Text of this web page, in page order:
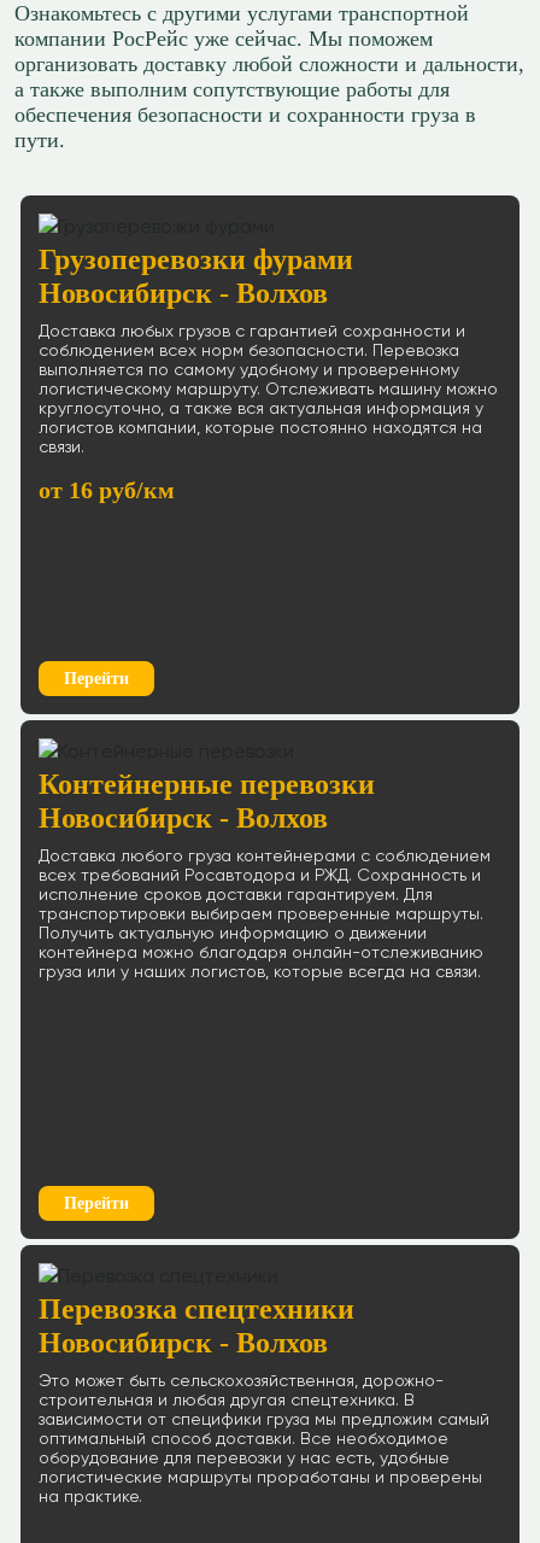
Ознакомьтесь с другими услугами транспортной
компании РосРейс уже сейчас. Мы поможем
организовать доставку любой сложности и дальности,
а также выполним сопутствующие работы для
обеспечения безопасности и сохранности груза в
пути.
Грузоперевозки фурами
Новосибирск - Волхов
Доставка любых грузов с гарантией сохранности и
соблюдением всех норм безопасности. Перевозка
выполняется по самому удобному и проверенному
логистическому маршруту. Отслеживать машину можно
круглосуточно, а также вся актуальная информация у
логистов компании, которые постоянно находятся на
связи.
от 16 руб/км
Перейти
Контейнерные перевозки
Новосибирск - Волхов
Доставка любого груза контейнерами с соблюдением
всех требований Росавтодора и РЖД. Сохранность и
исполнение сроков доставки гарантируем. Для
транспортировки выбираем проверенные маршруты.
Получить актуальную информацию о движении
контейнера можно благодаря онлайн-отслеживанию
груза или у наших логистов, которые всегда на связи.
Перейти
Перевозка спецтехники
Новосибирск - Волхов
Это может быть сельскохозяйственная, дорожно-
строительная и любая другая спецтехника. В
зависимости от специфики груза мы предложим самый
оптимальный способ доставки. Все необходимое
оборудование для перевозки у нас есть, удобные
логистические маршруты проработаны и проверены
на практике.